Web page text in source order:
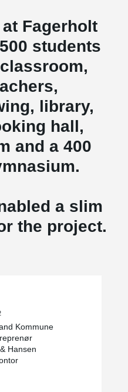
Fagerholt
students
library,
hall,
and a 400
a slim
the project.
Kommune
Hansen